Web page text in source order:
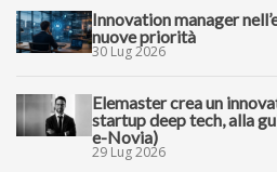
Innovation manager
nuove priorità
30 Lug 2026
Elemaster crea un
startup deep tech, alla
e-Novia)
29 Lug 2026